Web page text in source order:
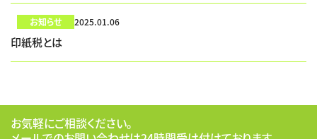
印紙税とは
お知らせ 2025.01.06
お気軽にご相談ください。